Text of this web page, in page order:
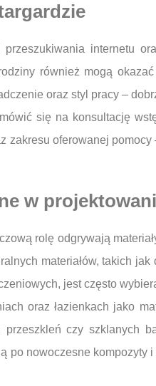
internetu
również mogą
oraz styl pracy –
się na konsultację
zakresu oferowanej
w
rolę odgrywają
materiałów, takich
jest często
oraz łazienkach jako
czy szklanych
nowoczesne kompozyty